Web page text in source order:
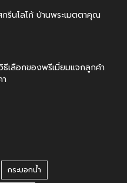
รีนโลโก้ บ้านพระเมตตาคุณ
เลือกของพรีเมี่ยมแจกลูกค้า
กระบอกน้ำ